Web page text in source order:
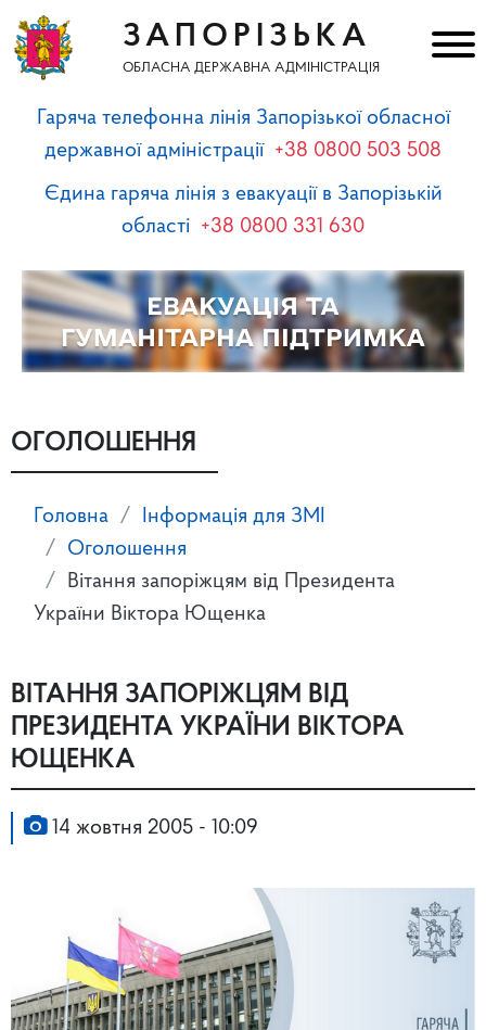
ЗАПОРІЗЬКА
ОБЛАСНА ДЕРЖАВНА АДМІНІСТРАЦІЯ
Гаряча телефонна лінія Запорізької обласної
державної адміністрації +38 0800 503 508
Єдина гаряча лінія з евакуації в Запорізькій
області +38 0800 331 630
ОГОЛОШЕННЯ
Головна
Інформація для ЗМІ
Оголошення
Вітання запоріжцям від Президента
України Віктора Ющенка
ВІТАННЯ ЗАПОРІЖЦЯМ ВІД
ПРЕЗИДЕНТА УКРАЇНИ ВІКТОРА
ЮЩЕНКА
14 жовтня 2005 - 10:09